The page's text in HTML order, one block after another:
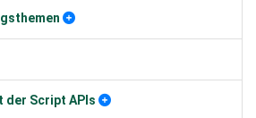
der Script APIs